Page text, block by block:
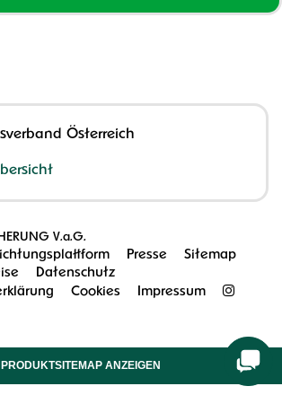
Österreich
V.a.G.
Presse
Sitemap
Datenschutz
Cookies Impressum
PRODUKTSITEMAP ANZEIGEN